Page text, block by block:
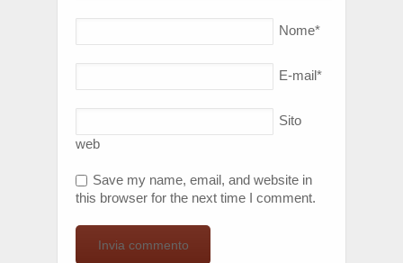
Nome*
E-mail*
Sito
web
Save my name, email, and website in
this browser for the next time I comment.